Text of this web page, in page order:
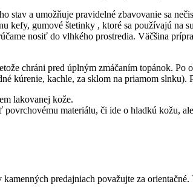
stav a umožňuje pravidelné zbavovanie sa
kefy, gumové štetinky , ktoré sa používajú na
nosiť do vlhkého prostredia. Väčšina
chráni pred úplným zmáčaním topánok.
kúrenie, kachle, za sklom na priamom
lakovanej kože.
materiálu, či ide o hladkú kožu,
predajniach považujte za